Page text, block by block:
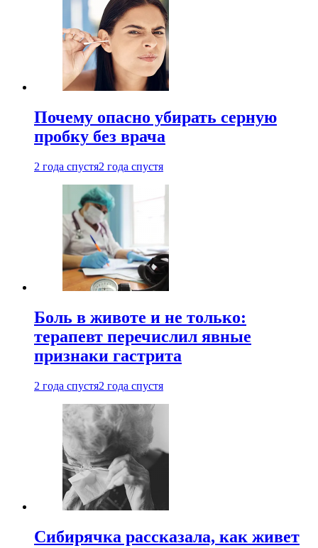
Почему опасно убирать серную
пробку без врача
2 года спустя2 года спустя
Боль в животе и не только:
терапевт перечислил явные
признаки гастрита
2 года спустя2 года спустя
Сибирячка рассказала, как живет